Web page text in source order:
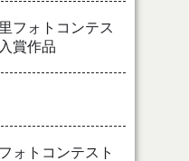
フォトコンテス
賞作品
ォトコンテスト